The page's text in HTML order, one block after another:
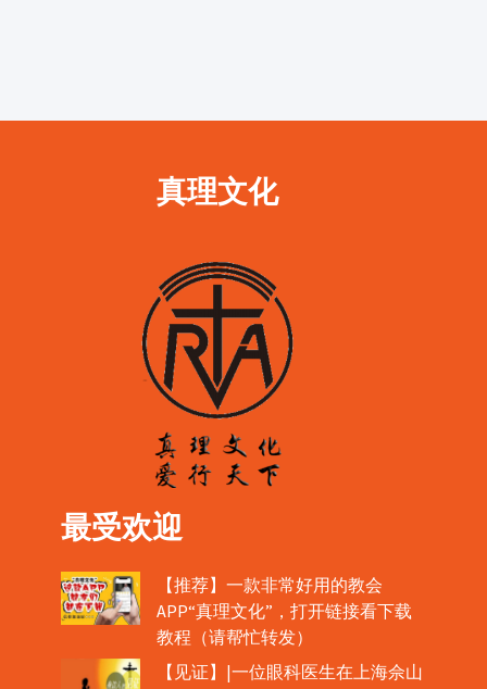
真理文化
最受欢迎
【推荐】一款非常好用的教会
APP“真理文化”，打开链接看下载
教程（请帮忙转发）
【见证】|一位眼科医生在上海佘山